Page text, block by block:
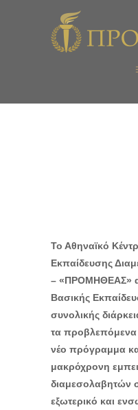
Το Αθηναϊκό
Εκπαίδευσης
– «ΠΡΟΜΗΘΕΑΣ»
Βασικής
συνολικής
τα
νέο πρόγραμμα
μακρόχρονη
διαμεσολαβητών
εξωτερικό και